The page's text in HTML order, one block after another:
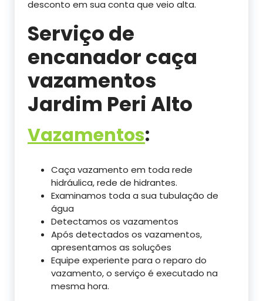
desconto em sua conta que veio alta.
Serviço de
encanador caça
vazamentos
Jardim Peri Alto
Vazamentos:
Caça vazamento em toda rede
hidráulica, rede de hidrantes.
Examinamos toda a sua tubulação de
água
Detectamos os vazamentos
Após detectados os vazamentos,
apresentamos as soluções
Equipe experiente para o reparo do
vazamento, o serviço é executado na
mesma hora.